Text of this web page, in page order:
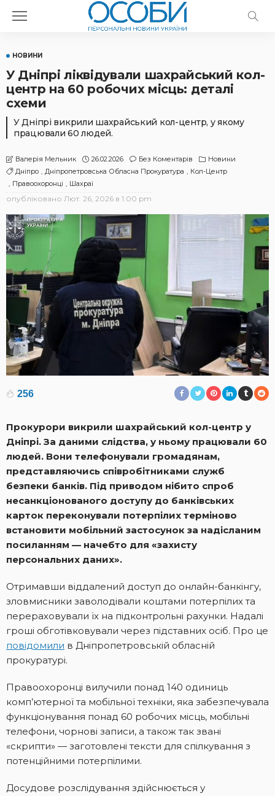
НОВИНИ
У Дніпрі ліквідували шахрайський кол-
центр на 60 робочих місць: деталі
схеми
У Дніпрі викрили шахрайський кол-центр, у якому
працювали 60 людей.
Валерія Мельник 26.02.2026 Без Коментарів
Новини
Дніпро
Дніпропетровська Обласна Прокуратура
Кол-Центр
Правоохоронці
Шахраї
опубліковано Лют. 26, 2026 в 1:00 pm
256
Прокурори викрили шахрайський кол-центр у
Дніпрі. За даними слідства, у ньому працювали 60
людей. Вони телефонували громадянам,
представляючись співробітниками служб
безпеки банків. Під приводом нібито спроб
несанкціонованого доступу до банківських
карток переконували потерпілих терміново
встановити мобільний застосунок за надісланим
посиланням — начебто для «захисту
персональних даних».
Отримавши віддалений доступ до онлайн-банкінгу,
зловмисники заволодівали коштами потерпілих та
перераховували їх на підконтрольні рахунки. Надалі
гроші обготівковували через підставних осіб. Про це
повідомили в Дніпропетровській обласній
прокуратурі.
Правоохоронці вилучили понад 140 одиниць
комп’ютерної та мобільної техніки, яка забезпечувала
функціонування понад 60 робочих місць, мобільні
телефони, чорнові записи, а також так звані
«скрипти» — заготовлені тексти для спілкування з
потенційними потерпілими.
Досудове розслідування здійснюється у